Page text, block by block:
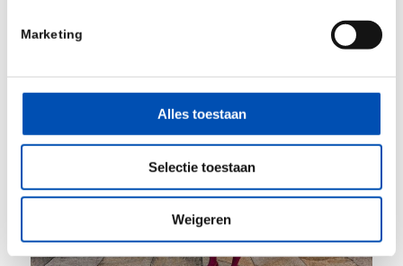
Marketing
Alles toestaan
Selectie toestaan
Weigeren